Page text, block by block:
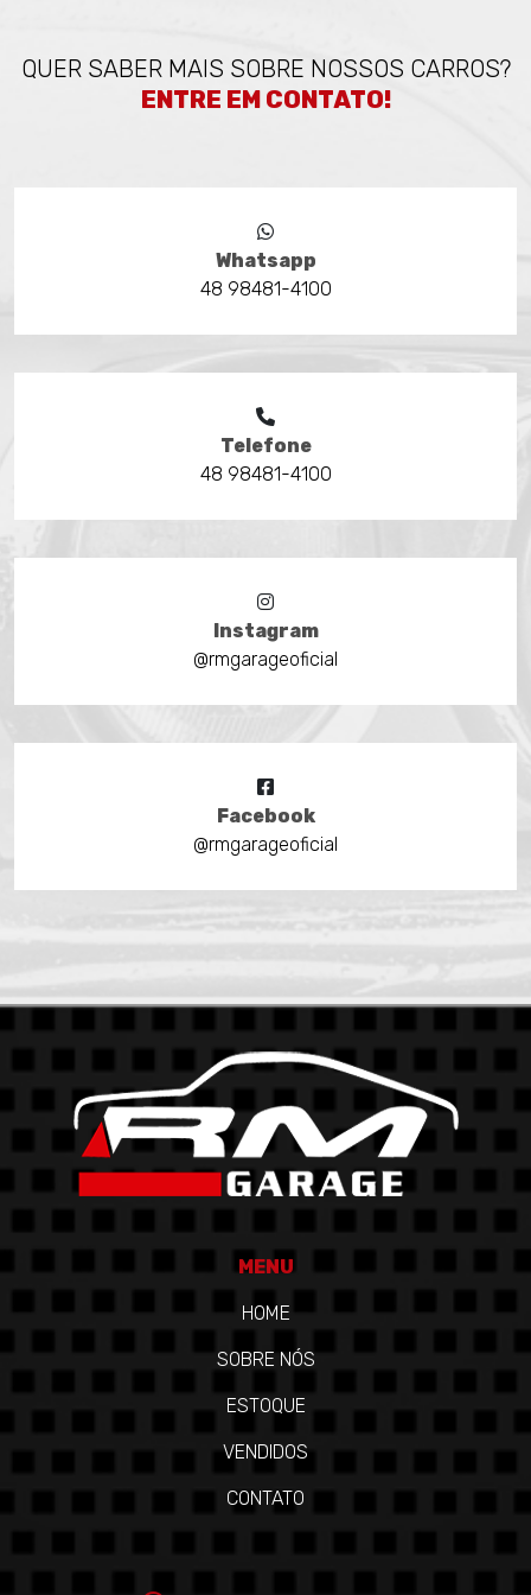
QUER SABER MAIS SOBRE NOSSOS CARROS?
ENTRE EM CONTATO!
Whatsapp
48 98481-4100
Telefone
48 98481-4100
Instagram
@rmgarageoficial
Facebook
@rmgarageoficial
MENU
HOME
SOBRE NÓS
ESTOQUE
VENDIDOS
CONTATO